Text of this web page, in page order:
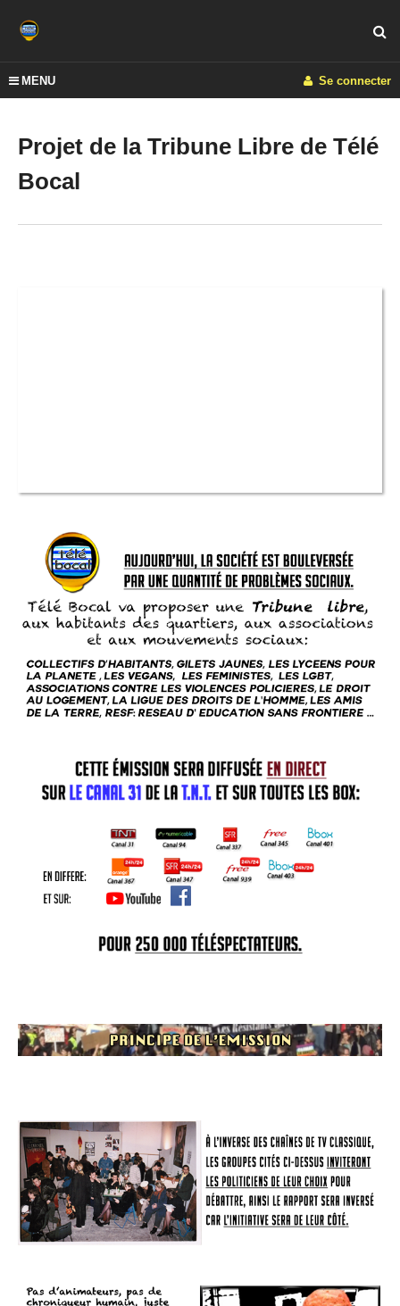
MENU Se connecter
Projet de la Tribune Libre de Télé
Bocal